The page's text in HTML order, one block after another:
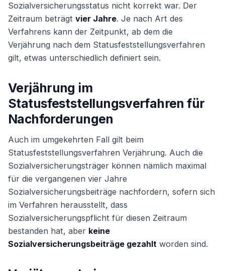
Sozialversicherungsstatus nicht korrekt war. Der
Zeitraum beträgt vier Jahre. Je nach Art des
Verfahrens kann der Zeitpunkt, ab dem die
Verjährung nach dem Statusfeststellungsverfahren
gilt, etwas unterschiedlich definiert sein.
Verjährung im
Statusfeststellungsverfahren für
Nachforderungen
Auch im umgekehrten Fall gilt beim
Statusfeststellungsverfahren Verjährung. Auch die
Sozialversicherungsträger können nämlich maximal
für die vergangenen vier Jahre
Sozialversicherungsbeiträge nachfordern, sofern sich
im Verfahren herausstellt, dass
Sozialversicherungspflicht für diesen Zeitraum
bestanden hat, aber keine
Sozialversicherungsbeiträge gezahlt worden sind.